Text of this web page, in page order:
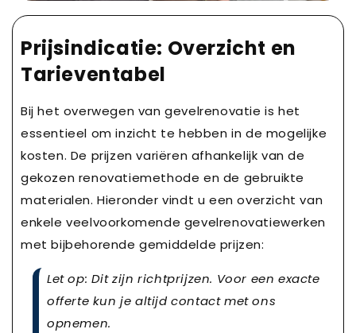
Prijsindicatie: Overzicht en
Tarieventabel
Bij het overwegen van gevelrenovatie is het
essentieel om inzicht te hebben in de mogelijke
kosten. De prijzen variëren afhankelijk van de
gekozen renovatiemethode en de gebruikte
materialen. Hieronder vindt u een overzicht van
enkele veelvoorkomende gevelrenovatiewerken
met bijbehorende gemiddelde prijzen:
Let op: Dit zijn richtprijzen. Voor een exacte
offerte kun je altijd contact met ons
opnemen.